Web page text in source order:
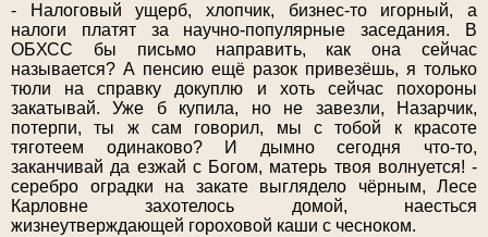
- Налоговый ущерб, хлопчик, бизнес-то игорный, а
налоги платят за научно-популярные заседания. В
ОБХСС бы письмо направить, как она сейчас
называется? А пенсию ещё разок привезёшь, я только
тюли на справку докуплю и хоть сейчас похороны
закатывай. Уже б купила, но не завезли, Назарчик,
потерпи, ты ж сам говорил, мы с тобой к красоте
тяготеем одинаково? И дымно сегодня что-то,
заканчивай да езжай с Богом, матерь твоя волнуется! -
серебро оградки на закате выглядело чёрным, Лесе
Карловне захотелось домой, наесться
жизнеутверждающей гороховой каши с чесноком.